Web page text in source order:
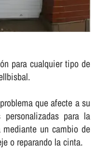
para cualquier tipo de
que afecte a su
personalizadas para la
un cambio de
o reparando la cinta.